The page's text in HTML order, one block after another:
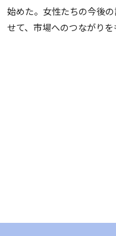
始めた。女性たちの今後
せて、市場へのつながりを